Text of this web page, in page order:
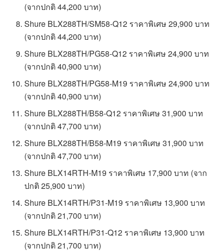
(จากปกติ 44,200 บาท)
Shure BLX288TH/SM58-Q12 ราคาพิเศษ 29,900 บาท
(จากปกติ 44,200 บาท)
Shure BLX288TH/PG58-Q12 ราคาพิเศษ 24,900 บาท
(จากปกติ 40,900 บาท)
Shure BLX288TH/PG58-M19 ราคาพิเศษ 24,900 บาท
(จากปกติ 40,900 บาท)
Shure BLX288TH/B58-Q12 ราคาพิเศษ 31,900 บาท
(จากปกติ 47,700 บาท)
Shure BLX288TH/B58-M19 ราคาพิเศษ 31,900 บาท
(จากปกติ 47,700 บาท)
Shure BLX14RTH-M19 ราคาพิเศษ 17,900 บาท (จาก
ปกติ 25,900 บาท)
Shure BLX14RTH/P31-M19 ราคาพิเศษ 13,900 บาท
(จากปกติ 21,700 บาท)
Shure BLX14RTH/P31-Q12 ราคาพิเศษ 13,900 บาท
(จากปกติ 21,700 บาท)